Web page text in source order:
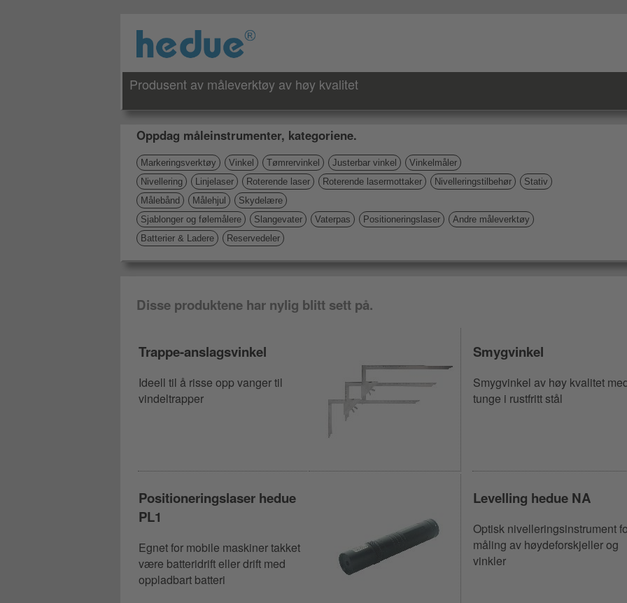
Produsent av måleverktøy av høy kvalitet
Oppdag måleinstrumenter, kategoriene.
Markeringsverktøy Vinkel Tømrervinkel Justerbar vinkel
Vinkelmåler
Nivellering
Linjelaser Roterende laser Roterende lasermottaker Nivelleringstilbehør
Stativ
Målebånd
Målehjul
Skydelære
Sjablonger og følemålere
Slangevater Vaterpas Positioneringslaser
Andre måleverktøy
Batterier & Ladere
Reservedeler
Disse produktene har nylig blitt sett på.
Trappe-anslagsvinkel
Ideell til å risse opp vanger til
vindeltrapper
Smygvinkel
Smygvinkel av høy kvalitet
tunge i rustfritt stål
Positioneringslaser hedue
PL1
Egnet for mobile maskiner takket
være batteridrift eller drift med
oppladbart batteri
Levelling hedue NA
Optisk nivelleringsinstrument
måling av høydeforskjeller og
vinkler